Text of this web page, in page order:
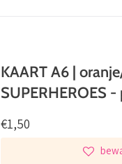
KAART A6 |
SUPERHEROES -
€1,50